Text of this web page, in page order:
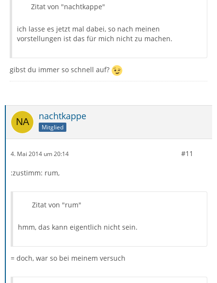
Zitat von "nachtkappe"
ich lasse es jetzt mal dabei, so nach meinen
vorstellungen ist das für mich nicht zu machen.
gibst du immer so schnell auf?
nachtkappe
Mitglied
4. Mai 2014 um 20:14 #11
:zustimm: rum,
Zitat von "rum"
hmm, das kann eigentlich nicht sein.
= doch, war so bei meinem versuch